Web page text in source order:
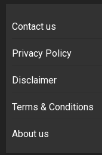
Contact us
Privacy Policy
Disclaimer
Terms & Conditions
About us